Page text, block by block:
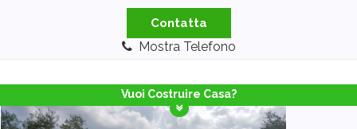
Contatta
Mostra Telefono
Vuoi Costruire Casa?